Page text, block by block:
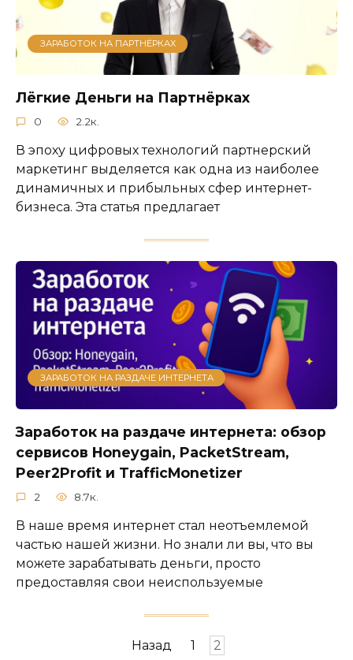
ЗАРАБОТОК НА ПАРТНЁРКАХ
Лёгкие Деньги на Партнёрках
0 2.2к.
В эпоху цифровых технологий партнерский
маркетинг выделяется как одна из наиболее
динамичных и прибыльных сфер интернет-
бизнеса. Эта статья предлагает
ЗАРАБОТОК НА РАЗДАЧЕ ИНТЕРНЕТА
Заработок на раздаче интернета: обзор
сервисов Honeygain, PacketStream,
Peer2Profit и TrafficMonetizer
2 8.7к.
В наше время интернет стал неотъемлемой
частью нашей жизни. Но знали ли вы, что вы
можете зарабатывать деньги, просто
предоставляя свои неиспользуемые
Назад 1 2